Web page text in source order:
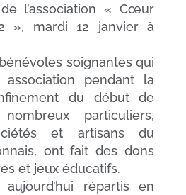
l’association « Cœur
», mardi 12 janvier à
soignantes qui
pendant la
du début de
particuliers,
et artisans du
ont fait des dons
et jeux éducatifs.
répartis en